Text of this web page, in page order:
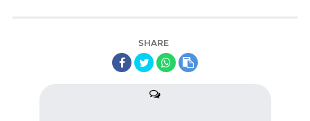
SHARE